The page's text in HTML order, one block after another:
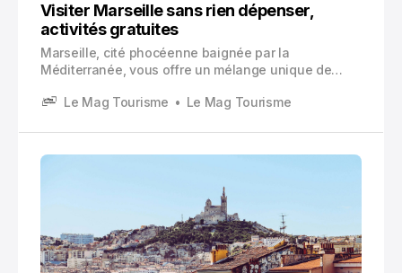
Visiter Marseille sans rien dépenser,
activités gratuites
Marseille, cité phocéenne baignée par la
Méditerranée, vous offre un mélange unique de
son port historique, ses musées fascinants et ses
les voyageurs en quête d’authenticité.
Le Mag Tourisme Le Mag Tourisme